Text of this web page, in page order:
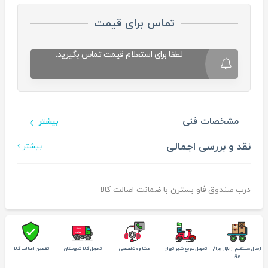
تماس برای قیمت
لطفا برای استعلام قیمت تماس بگیرید.
مشخصات فنی بیشتر
نقد و بررسی اجمالی بیشتر
درب صندوق فاو بسترن با ضمانت اصالت کالا
ارسال مستقیم از بازار چراغ
برق
تحویل سریع شهر تهران مشاوره تخصصی تحویل کالا شهرستان تضمین اصالت کالا